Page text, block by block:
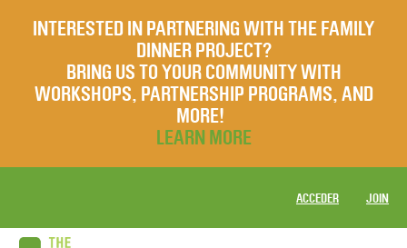
INTERESTED IN PARTNERING WITH THE FAMILY
DINNER PROJECT?
BRING US TO YOUR COMMUNITY WITH
WORKSHOPS, PARTNERSHIP PROGRAMS, AND
MORE!
LEARN MORE
ACCEDER JOIN